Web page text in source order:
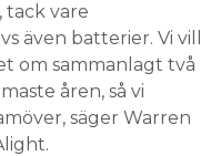
tack vare
även batterier. Vi vill
om sammanlagt två
åren, så vi
säger Warren